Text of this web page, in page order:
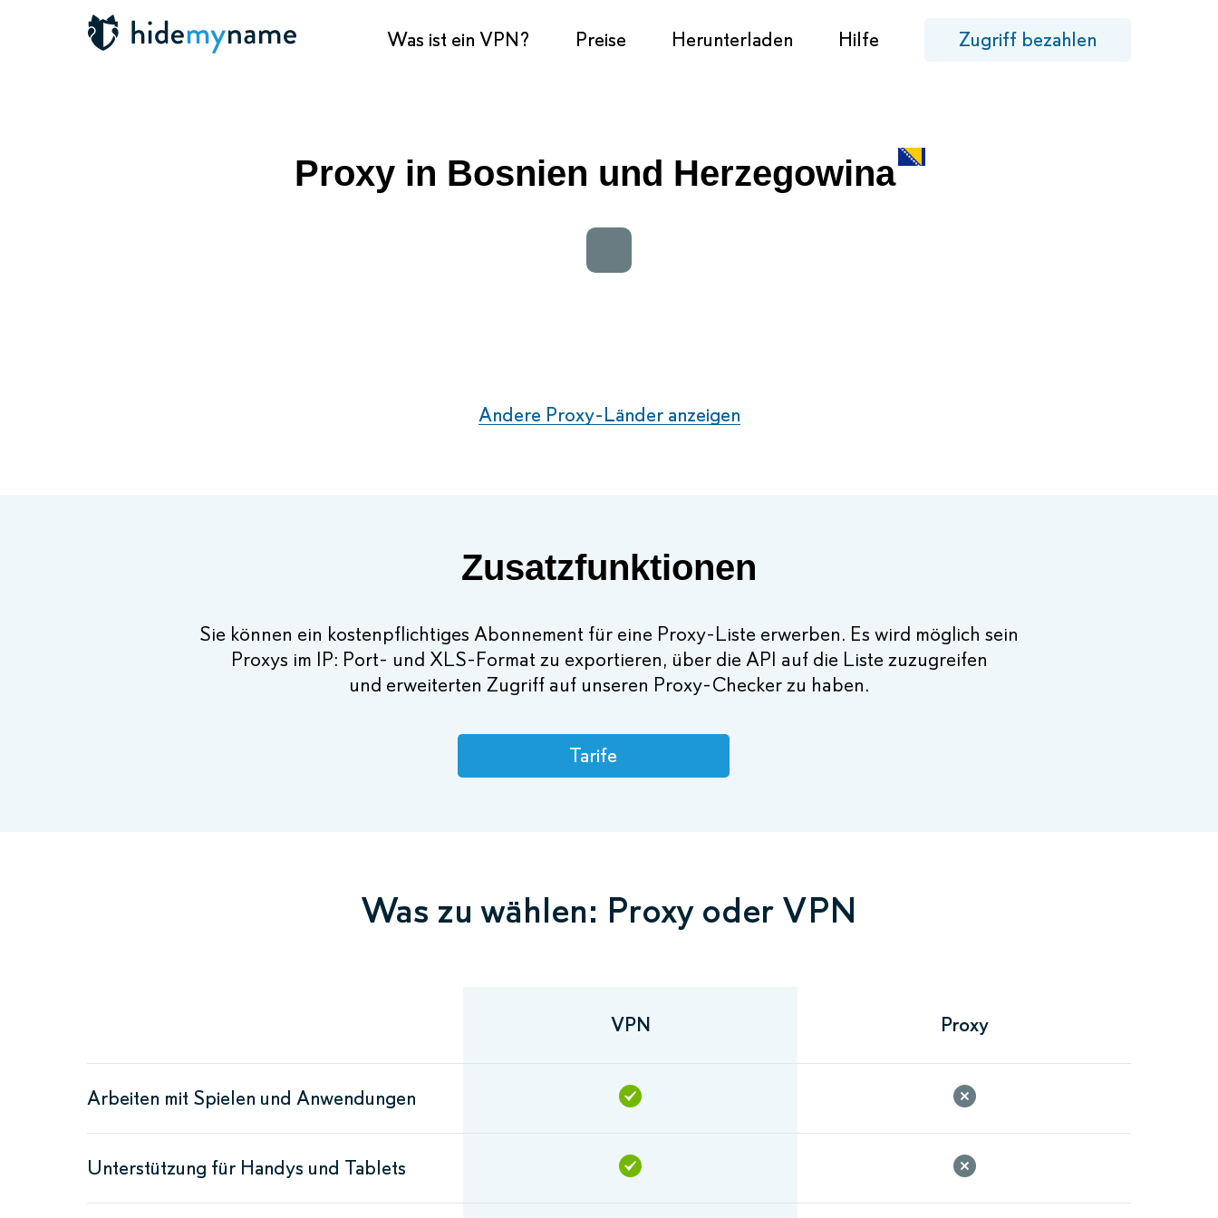
Was ist ein VPN? Preise Herunterladen Hilfe Zugriff bezahlen
Proxy in Bosnien und Herzegowina
Andere Proxy-Länder anzeigen
Zusatzfunktionen
Sie können ein kostenpflichtiges Abonnement für eine Proxy-Liste erwerben. Es wird möglich sein
Proxys im IP: Port- und XLS-Format zu exportieren, über die API auf die Liste zuzugreifen
und erweiterten Zugriff auf unseren Proxy-Checker zu haben.
Tarife
Was zu wählen: Proxy oder VPN
VPN Proxy
Arbeiten mit Spielen und Anwendungen
Unterstützung für Handys und Tablets